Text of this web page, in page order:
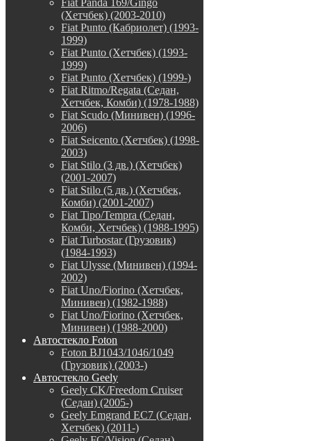
(Хетчбек) (2003-2010)
Fiat Punto (Кабриолет) (1993-
1999)
Fiat Punto (Хетчбек) (1993-
1999)
Fiat Punto (Хетчбек) (1999-)
Fiat Ritmo/Regata (Седан,
Хетчбек, Комби) (1978-1988)
Fiat Scudo (Минивен) (1996-
2006)
Fiat Seicento (Хетчбек) (1998-
2003)
Fiat Stilo (3 дв.) (Хетчбек)
(2001-2007)
Fiat Stilo (5 дв.) (Хетчбек,
Комби) (2001-2007)
Fiat Tipo/Tempra (Седан,
Комби, Хетчбек) (1988-1995)
Fiat Turbostar (Грузовик)
(1984-1993)
Fiat Ulysse (Минивен) (1994-
2002)
Fiat Uno/Fiorino (Хетчбек,
Минивен) (1982-1988)
Fiat Uno/Fiorino (Хетчбек,
Минивен) (1988-2000)
Автостекло Foton
Foton BJ1043/1046/1049
(Грузовик) (2003-)
Автостекло Geely
Geely CK/Freedom Cruiser
(Седан) (2005-)
Geely Emgrand EC7 (Седан,
Хетчбек) (2011-)